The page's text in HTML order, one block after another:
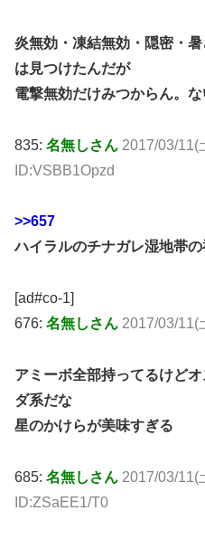
炎無効・凍結無効・隠密・
は見つけたんだが
電撃無効だけみつからん。な
835: 名無しさん 2017/03/11(
ID:VSBB1Opzd
>>657
ハイラルのチナガレ湿地帯
[ad#co-1]
676: 名無しさん 2017/03/11(
アミーボ全部持ってるけど
ダ系だな
星のかけらが美味すぎる
685: 名無しさん 2017/03/11(
ID:ZSaEE1/T0